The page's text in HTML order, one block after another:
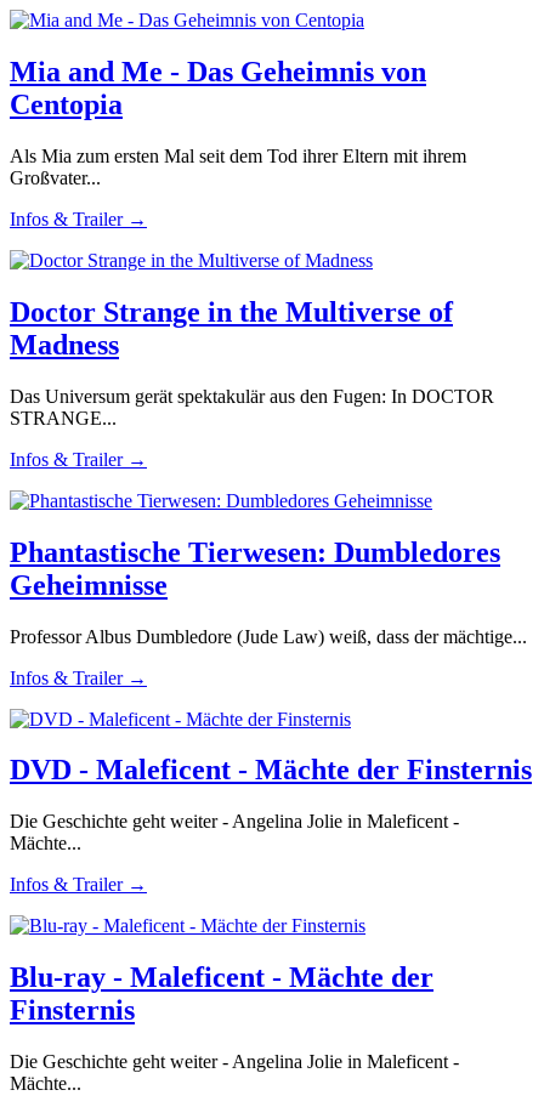
Mia and Me - Das Geheimnis von
Centopia
Als Mia zum ersten Mal seit dem Tod ihrer Eltern mit ihrem
Großvater...
Infos & Trailer →
Doctor Strange in the Multiverse of
Madness
Das Universum gerät spektakulär aus den Fugen: In DOCTOR
STRANGE...
Infos & Trailer →
Phantastische Tierwesen: Dumbledores
Geheimnisse
Professor Albus Dumbledore (Jude Law) weiß, dass der mächtige...
Infos & Trailer →
DVD - Maleficent - Mächte der Finsternis
Die Geschichte geht weiter - Angelina Jolie in Maleficent -
Mächte...
Infos & Trailer →
Blu-ray - Maleficent - Mächte der
Finsternis
Die Geschichte geht weiter - Angelina Jolie in Maleficent -
Mächte...